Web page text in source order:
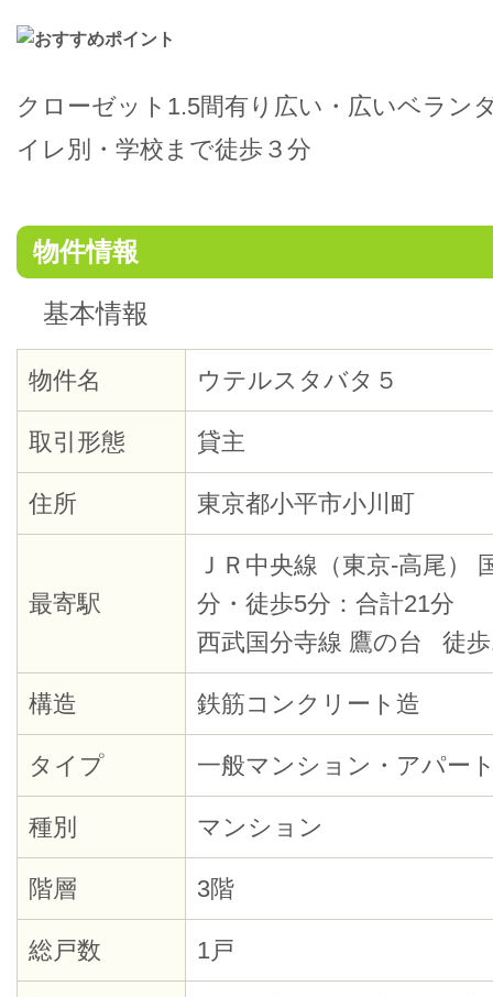
クローゼット1.5間有り広い・広いベラン
イレ別・学校まで徒歩３分
物件情報
基本情報
物件名 ウテルスタバタ５
取引形態 貸主
住所 東京都小平市小川町
最寄駅
ＪＲ中央線（東京-高尾）
分・徒歩5分：合計21分
西武国分寺線 鷹の台 徒
構造 鉄筋コンクリート造
タイプ 一般マンション・アパー
種別 マンション
階層 3階
総戸数 1戸